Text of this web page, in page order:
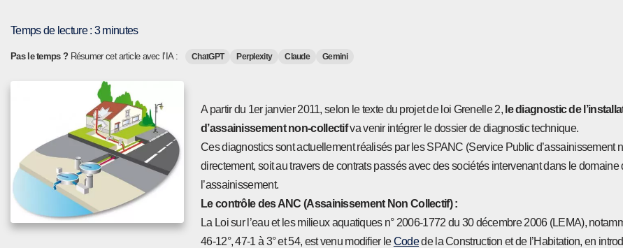
Temps de lecture : 3minutes
Pas le temps ? Résumer cet article avec l’IA : ChatGPT Perplexity Claude Gemini
A partir du 1er janvier 2011, selon le texte du projet de loi Grenelle 2, le diagnostic de
d’assainissement non-collectifva venir intégrer le dossier de diagnostic technique.
Ces diagnostics sont actuellement réalisés par les SPANC (Service Public d’assainissement
directement, soit au travers de contrats passés avec des sociétés intervenant dans le domaine
l’assainissement.
Le contrôle des ANC (Assainissement Non Collectif):
La Loi sur l’eau et les milieux aquatiques n° 2006-1772 du 30 décembre 2006 (LEMA),
46-12°, 47-1 à 3° et 54, est venu modifier leCodede la Construction et de l’Habitation, en